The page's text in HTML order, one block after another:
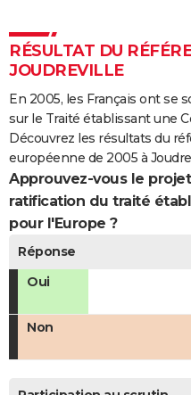
COPAINS D'AVANT
FORUM
Bricolage
Lifestyle
Culture
Sport
Auto
Television
Voyage
Cinema
RÉSULTAT DU
JOUDREVILLE
En 2005, les Français ont
sur le Traité établissant une
Découvrez les résultats du
européenne de 2005 à
Approuvez-vous le
ratification du traité
pour l'Europe ?
Réponse
Oui
Non